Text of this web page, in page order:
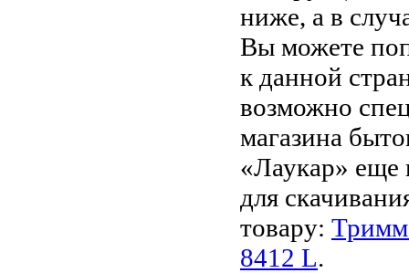
ниже, а в
Вы можете
к данной
возможно
магазина
«Лаукар» еще
для
товару:
8412 L.